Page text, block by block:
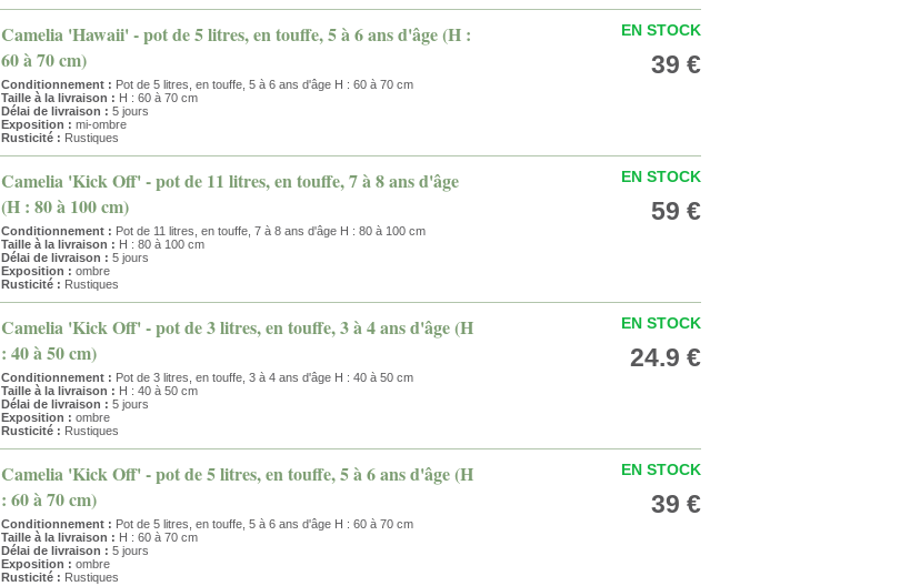
Camelia 'Hawaii' - pot de 5 litres, en touffe, 5 à 6 ans d'âge (H :
60 à 70 cm)
Conditionnement : Pot de 5 litres, en touffe, 5 à 6 ans d'âge H : 60 à 70 cm
Taille à la livraison : H : 60 à 70 cm
Délai de livraison : 5 jours
Exposition : mi-ombre
Rusticité : Rustiques
EN STOCK
39 €
Camelia 'Kick Off' - pot de 11 litres, en touffe, 7 à 8 ans d'âge
(H : 80 à 100 cm)
Conditionnement : Pot de 11 litres, en touffe, 7 à 8 ans d'âge H : 80 à 100 cm
Taille à la livraison : H : 80 à 100 cm
Délai de livraison : 5 jours
Exposition : ombre
Rusticité : Rustiques
EN STOCK
59 €
Camelia 'Kick Off' - pot de 3 litres, en touffe, 3 à 4 ans d'âge (H
: 40 à 50 cm)
Conditionnement : Pot de 3 litres, en touffe, 3 à 4 ans d'âge H : 40 à 50 cm
Taille à la livraison : H : 40 à 50 cm
Délai de livraison : 5 jours
Exposition : ombre
Rusticité : Rustiques
EN STOCK
24.9 €
Camelia 'Kick Off' - pot de 5 litres, en touffe, 5 à 6 ans d'âge (H
: 60 à 70 cm)
Conditionnement : Pot de 5 litres, en touffe, 5 à 6 ans d'âge H : 60 à 70 cm
Taille à la livraison : H : 60 à 70 cm
Délai de livraison : 5 jours
Exposition : ombre
Rusticité : Rustiques
EN STOCK
39 €